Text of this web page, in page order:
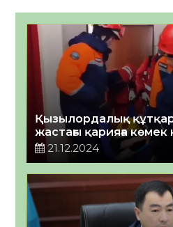
Қызылордалық
жастағы қарияға көмек
21.12.2024